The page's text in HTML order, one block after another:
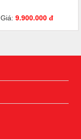
Giá: 9.900.000 đ